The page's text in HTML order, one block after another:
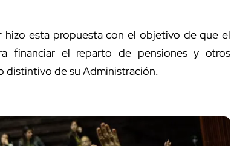
hizo esta propuesta con el objetivo de que el
financiar el reparto de pensiones y otros
distintivo de su Administración.